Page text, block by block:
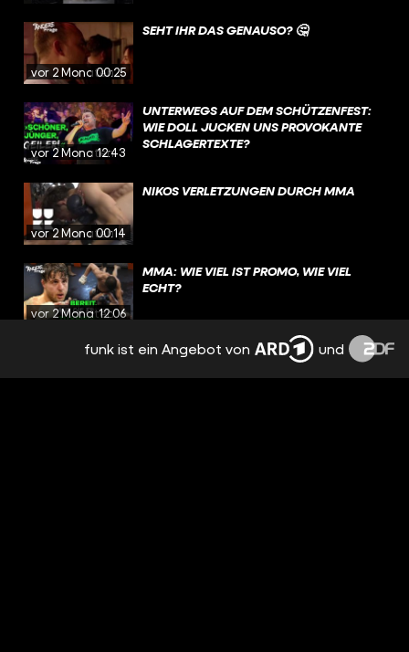
vor 2 Monaten
00:25
SEHT IHR DAS GENAUSO? 🤔
vor 2 Monaten
12:43
UNTERWEGS AUF DEM SCHÜTZENFEST:
WIE DOLL JUCKEN UNS PROVOKANTE
SCHLAGERTEXTE?
vor 2 Monaten
00:14
NIKOS VERLETZUNGEN DURCH MMA
vor 2 Monaten12:06
MMA: WIE VIEL IST PROMO, WIE VIEL
ECHT?
LOU WÄRE MIT 16 FAST IN EINEM CLUB
funk ist ein Angebot von und